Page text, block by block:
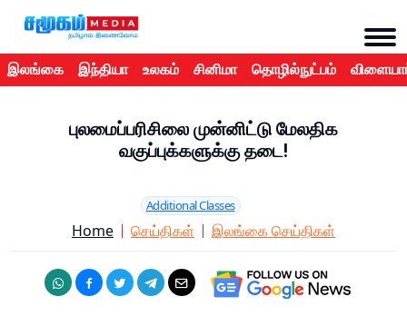
இலங்கை இந்தியா உலகம் சினிமா தொழில்நுட்பம்
புலமைப்பரிசிலை முன்னிட்டு மேலதிக
வகுப்புக்களுக்கு தடை!
Additional Classes
Home செய்திகள் இலங்கை செய்திகள்